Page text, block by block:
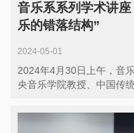
音乐系系列学术讲
乐的错落结构”
2024-05-01
2024年4月30日上午，音
央音乐学院教授、中国传